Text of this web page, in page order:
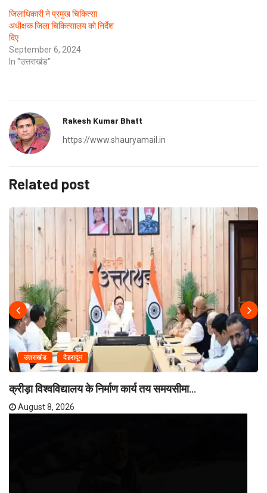
जिलाधिकारी ने प्रमुख चिकित्सा
अधीक्षक जिला चिकित्सालय को निर्देश
दिए
September 6, 2024
In "उत्तराखंड"
Rakesh Kumar Bhatt
https://www.shauryamail.in
Related post
उत्तराखंड देहरादून
क्रीड़ा विश्वविद्यालय के निर्माण कार्य तय समयसीमा...
August 8, 2026